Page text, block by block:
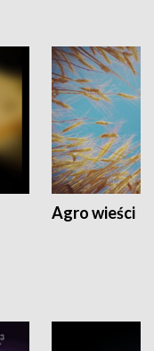
Agro wieści